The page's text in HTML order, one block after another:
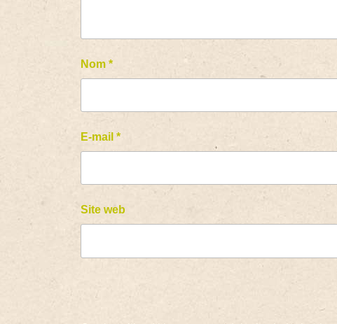
Nom*
E-mail*
Site web